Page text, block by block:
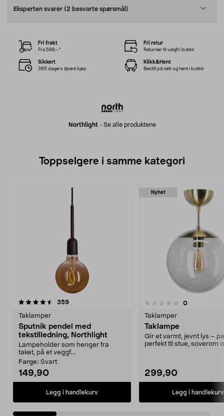
Eksperten svarer (2 besvarte spørsmål)
Northlight - Se alle produktene
Fri frakt
Fra 599,–*
Fri retur
Returner til valgfri butikk
Sikkert
365 dagers åpent kjøp
Klikk&Hent
Bestill på nett og hent i butikk
Toppselgere i samme kategori
359anmeldelser
Taklamper
Sputnik pendel med
tekstilledning, Northlight
Lampeholder som henger fra
taket, på et veggf...
Farge: Svart
149,90
Legg i handlekurv
Nyhet
0.0 av 5 stjerner 0anmeldelser
Taklamper
Taklampe
Gir et varmt, jevnt lys –
perfekt til stue, soverom
299,90
Legg i handlekurv
4.5 av 5 stjerner